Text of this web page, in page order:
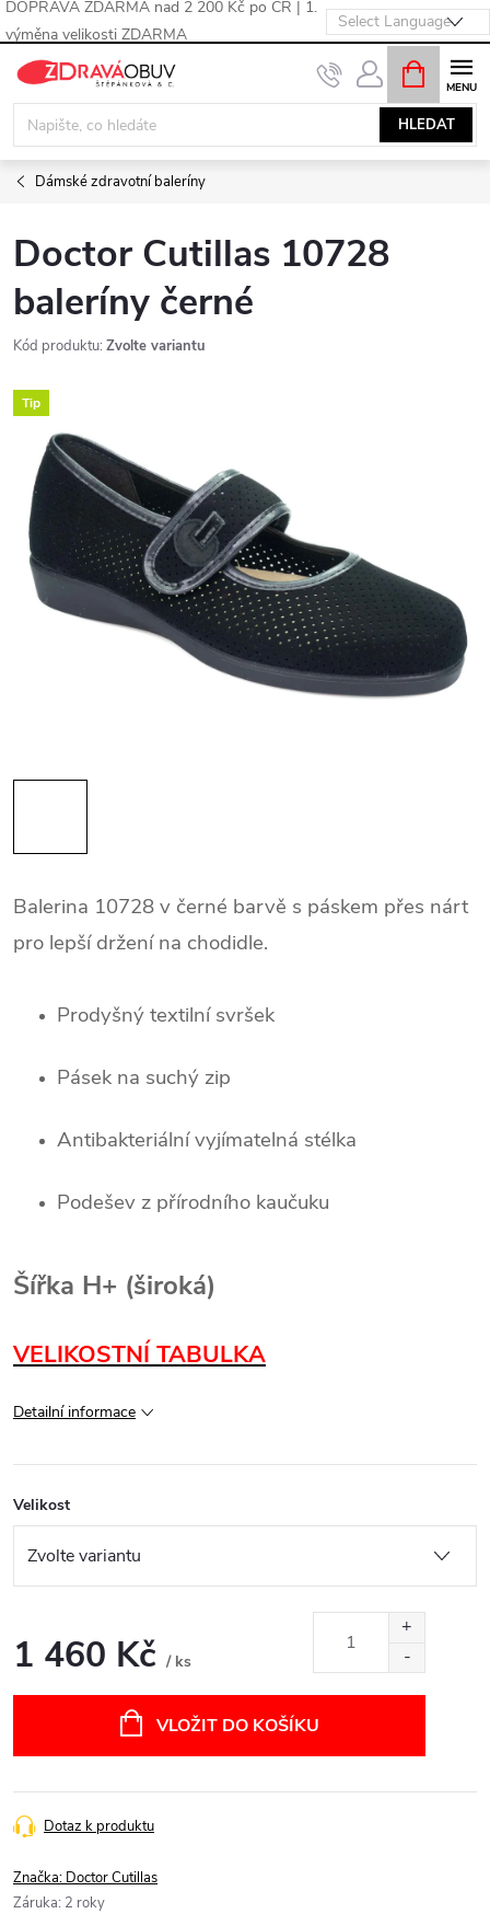
DOPRAVA ZDARMA nad 2 200 Kč po ČR | 1.
výměna velikosti ZDARMA
Přejít
obsah
HLEDAT
NÁKUPNÍ
KOŠÍK
Dámské zdravotní baleríny
Doctor Cutillas 10728
baleríny černé
Kód produktu: Zvolte variantu
Tip
Balerina 10728 v černé barvě s páskem přes nárt
pro lepší držení na chodidle.
Prodyšný textilní svršek
Pásek na suchý zip
Antibakteriální vyjímatelná stélka
Podešev z přírodního kaučuku
Šířka H+ (široká)
VELIKOSTNÍ TABULKA
Detailní informace
Velikost
1 460 Kč / ks
VLOŽIT DO KOŠÍKU
Dotaz k produktu
Značka: Doctor Cutillas
Záruka: 2 roky